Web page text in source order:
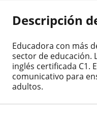
Descripción
Educadora con más
sector de educación.
inglés certificada C1.
comunicativo para
adultos.